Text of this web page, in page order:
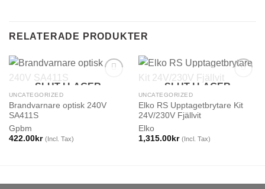
RELATERADE PRODUKTER
SLUT I LAGER
UNCATEGORIZED
Brandvarnare optisk 240V
SA411S
Gpbm
422.00kr (Incl. Tax)
SLUT I LAGER
UNCATEGORIZED
Elko RS Upptagetbrytare Kit
24V/230V Fjällvit
Elko
1,315.00kr (Incl. Tax)